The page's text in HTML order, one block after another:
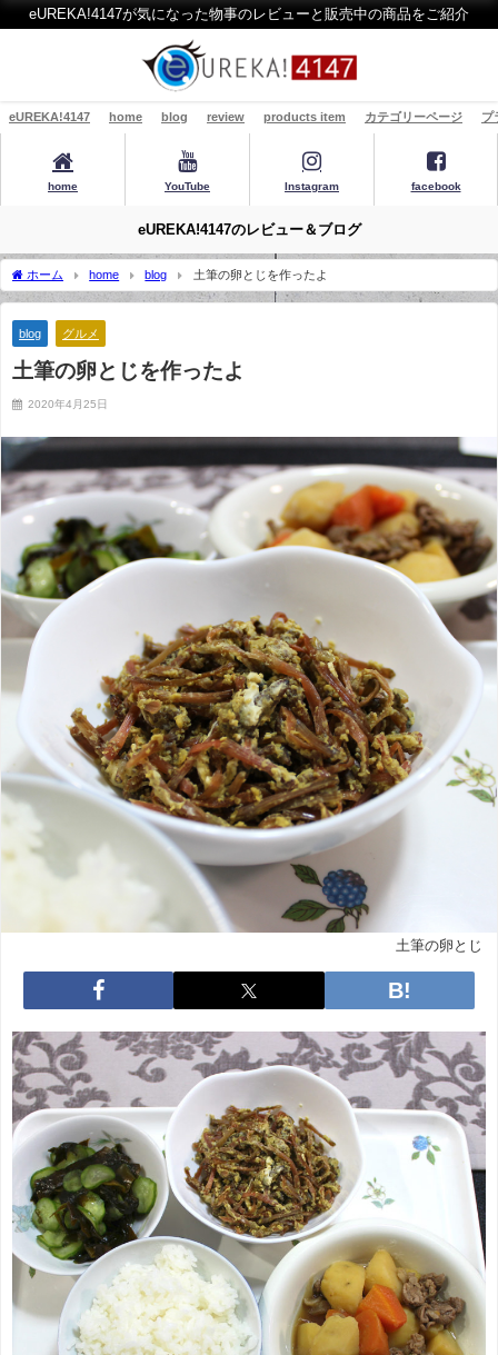
eUREKA!4147が気になった物事のレビューと販売中の商品をご紹介
eUREKA!4147 home blog review products item カテゴリーページ プ
home YouTube Instagram facebook
eUREKA!4147のレビュー＆ブログ
ホーム home blog 土筆の卵とじを作ったよ
blog グルメ
土筆の卵とじを作ったよ
2020年4月25日
土筆の卵とじ